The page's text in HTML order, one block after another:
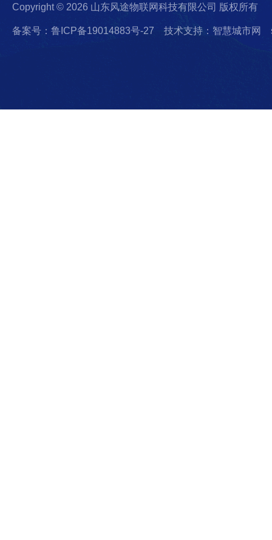
Copyright © 2026 山东风途物联网科技有限公司 版权所有
备案号：鲁ICP备19014883号-27 技术支持：智慧城市网